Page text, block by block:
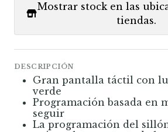
Mostrar stock en las
tiendas.
DESCRIPCIÓN
Gran pantalla táctil con
verde
Programación basada en
seguir
La programación del